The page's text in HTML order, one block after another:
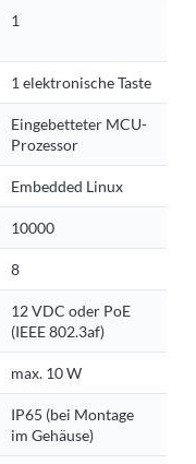
1
1 elektronische Taste
Eingebetteter MCU-
Prozessor
Embedded Linux
10000
8
12 VDC oder PoE
(IEEE 802.3af)
max. 10 W
IP65 (bei Montage
im Gehäuse)